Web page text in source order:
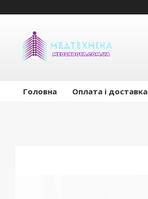
Головна Оплата і доставка